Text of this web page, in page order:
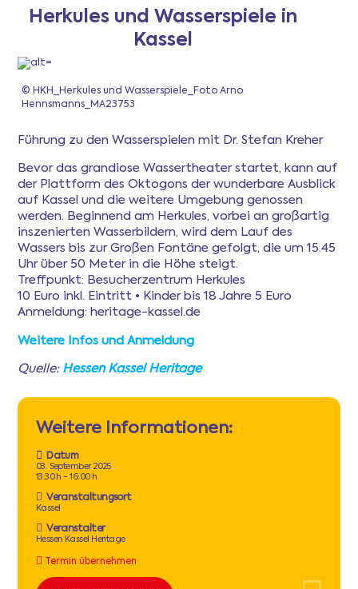
Newsletter
Anmeldung
Mitgliederbereich
Ferientipps
FAQ
Herkules und Wasserspiele in
Kassel
© HKH_Herkules und Wasserspiele_Foto Arno
Hennsmanns_MA23753
Führung zu den Wasserspielen mit Dr. Stefan Kreher
Bevor das grandiose Wassertheater startet, kann auf
der Plattform des Oktogons der wunderbare Ausblick
auf Kassel und die weitere Umgebung genossen
werden. Beginnend am Herkules, vorbei an großartig
inszenierten Wasserbildern, wird dem Lauf des
Wassers bis zur Großen Fontäne gefolgt, die um 15.45
Uhr über 50 Meter in die Höhe steigt.
Treffpunkt: Besucherzentrum Herkules
10 Euro inkl. Eintritt • Kinder bis 18 Jahre 5 Euro
Anmeldung: heritage-kassel.de
Weitere Infos und Anmeldung
Quelle: Hessen Kassel Heritage
Weitere Informationen:
Datum
03. September 2025
13:30 h - 16:00 h
Veranstaltungsort
Kassel
Veranstalter
Hessen Kassel Heritage
Termin übernehmen